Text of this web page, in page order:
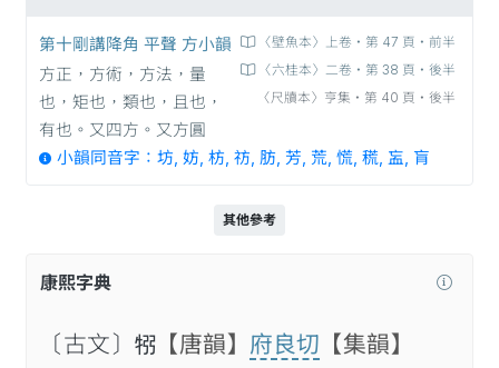
〈壁魚本〉上卷‧第 47 頁‧前半
〈六桂本〉二卷‧第 38 頁‧後半
〈尺牘本〉亨集‧第 40 頁‧後半
第十剛講降角 平聲 方小韻
方正，方術，方法，量
也，矩也，類也，且也，
有也。又四方。又方圓
小韻同音字：坊, 妨, 枋, 祊, 肪, 芳, 荒, 慌, 𥡃, 衁, 肓
其他參考
康熙字典
〔古文〕𤙗 【唐韻】 府良切 【集韻】